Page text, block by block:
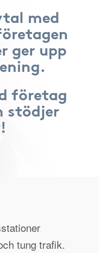
med
ger upp
företag
stödjer
tung trafik.